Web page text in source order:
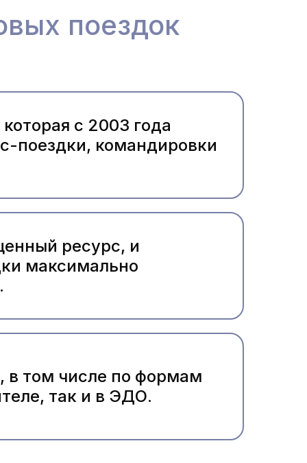
ресурс, и
максимально
с 2003 года
поездки, командировки
в том числе по формам
так и в ЭДО.
поездок